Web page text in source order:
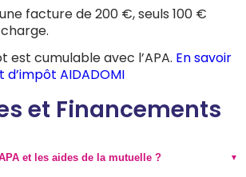
facture de 200 €, seuls 100 €
est cumulable avec l’APA. En savoir
AIDADOMI
et Financements
et les aides de la mutuelle ?